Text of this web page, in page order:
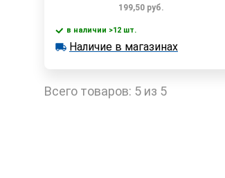
199,50 руб.
В корзину
Быстрый заказ
в наличии >12 шт.
в наличии >12 шт.
Наличие в магазинах
Всего товаров: 5 из 5